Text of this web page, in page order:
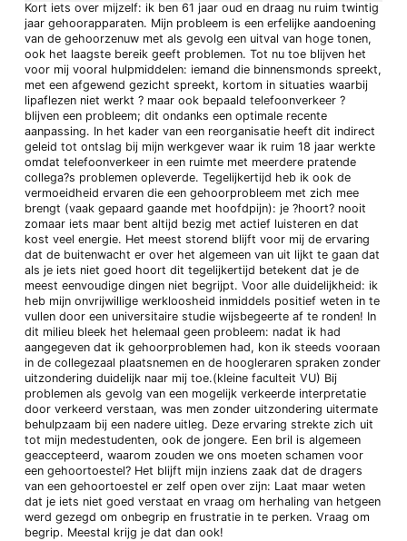
Kort iets over mijzelf: ik ben 61 jaar oud en draag nu ruim twintig
jaar gehoorapparaten. Mijn probleem is een erfelijke aandoening
van de gehoorzenuw met als gevolg een uitval van hoge tonen,
ook het laagste bereik geeft problemen. Tot nu toe blijven het
voor mij vooral hulpmiddelen: iemand die binnensmonds spreekt,
met een afgewend gezicht spreekt, kortom in situaties waarbij
lipaflezen niet werkt ? maar ook bepaald telefoonverkeer ?
blijven een probleem; dit ondanks een optimale recente
aanpassing. In het kader van een reorganisatie heeft dit indirect
geleid tot ontslag bij mijn werkgever waar ik ruim 18 jaar werkte
omdat telefoonverkeer in een ruimte met meerdere pratende
collega?s problemen opleverde. Tegelijkertijd heb ik ook de
vermoeidheid ervaren die een gehoorprobleem met zich mee
brengt (vaak gepaard gaande met hoofdpijn): je ?hoort? nooit
zomaar iets maar bent altijd bezig met actief luisteren en dat
kost veel energie. Het meest storend blijft voor mij de ervaring
dat de buitenwacht er over het algemeen van uit lijkt te gaan dat
als je iets niet goed hoort dit tegelijkertijd betekent dat je de
meest eenvoudige dingen niet begrijpt. Voor alle duidelijkheid: ik
heb mijn onvrijwillige werkloosheid inmiddels positief weten in te
vullen door een universitaire studie wijsbegeerte af te ronden! In
dit milieu bleek het helemaal geen probleem: nadat ik had
aangegeven dat ik gehoorproblemen had, kon ik steeds vooraan
in de collegezaal plaatsnemen en de hoogleraren spraken zonder
uitzondering duidelijk naar mij toe.(kleine faculteit VU) Bij
problemen als gevolg van een mogelijk verkeerde interpretatie
door verkeerd verstaan, was men zonder uitzondering uitermate
behulpzaam bij een nadere uitleg. Deze ervaring strekte zich uit
tot mijn medestudenten, ook de jongere. Een bril is algemeen
geaccepteerd, waarom zouden we ons moeten schamen voor
een gehoortoestel? Het blijft mijn inziens zaak dat de dragers
van een gehoortoestel er zelf open over zijn: Laat maar weten
dat je iets niet goed verstaat en vraag om herhaling van hetgeen
werd gezegd om onbegrip en frustratie in te perken. Vraag om
begrip. Meestal krijg je dat dan ook!